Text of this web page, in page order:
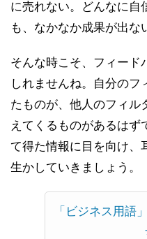
に売れない。どんなに自
も、なかなか成果が出な
そんな時こそ、フィード
しれませんね。自分のフ
たものが、他人のフィル
えてくるものがあるはず
て得た情報に目を向け、
生かしていきましょう。
「ビジネス用語